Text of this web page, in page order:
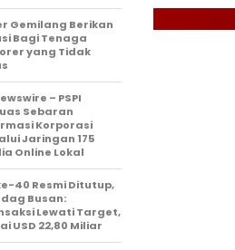
Gemilang Berikan
Bagi Tenaga
yang Tidak
– PSPI
Sebaran
Korporasi
Jaringan 175
Online Lokal
40 Resmi Ditutup,
Busan:
Lewati Target,
USD 22,80 Miliar